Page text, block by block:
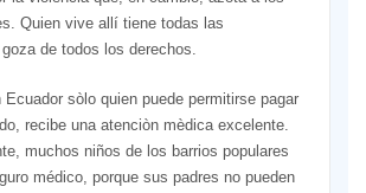
Quien vive allí tiene todas las
de todos los derechos.
Ecuador sòlo quien puede permitirse pagar
recibe una atenciòn mèdica excelente.
muchos niños de los barrios populares
médico, porque sus padres no pueden